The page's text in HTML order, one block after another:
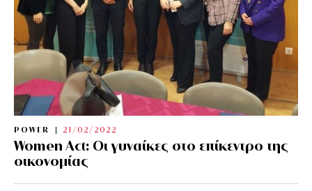
POWER 21/02/2022
Women Act: Οι γυναίκες στο επίκεντρο της
οικονομίας